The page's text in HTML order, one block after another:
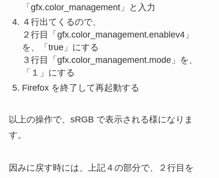
「gfx.color_management」と入力
４行出てくるので、
２行目「gfx.color_management.enablev4」
を、「true」にする
３行目「gfx.color_management.mode」を、
「１」にする
Firefox を終了して再起動する
以上の操作で、sRGB で表示される様になりま
す。
因みに戻す時には、上記４の部分で、２行目を